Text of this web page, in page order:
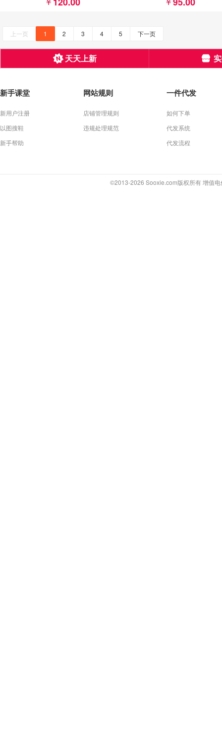
上一页 1 2 3 4 5 下一页
天天上新
新手课堂
新用户注册
以图搜鞋
新手帮助
网站规则
店铺管理规则
违规处理规范
一件代发
如何下单
代发系统
代发流程
©2013-2026 Sooxie.com版权所有 增值